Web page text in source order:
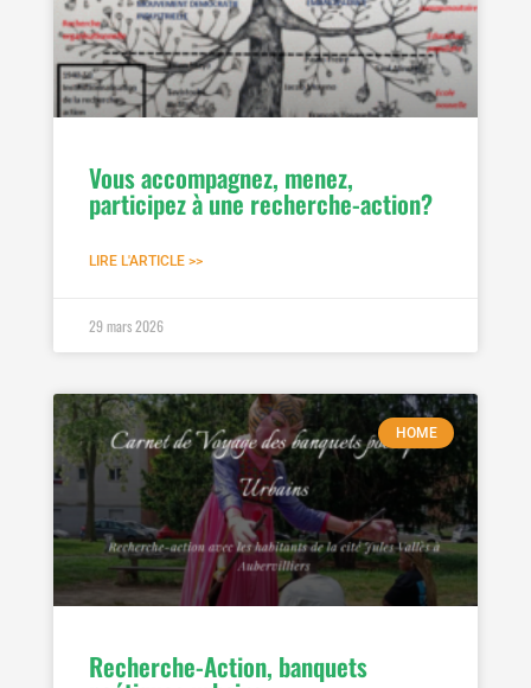
Vous accompagnez, menez,
participez à une recherche-action?
LIRE L'ARTICLE >>
29 mars 2026
HOME
Recherche-Action, banquets